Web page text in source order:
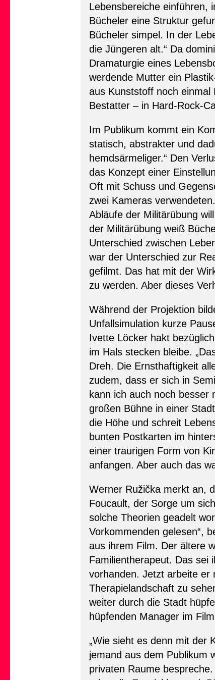
Lebensbereiche einführen,
Bücheler eine Struktur
Bücheler simpel. In der
die Jüngeren alt.“ Da
Dramaturgie eines
werdende Mutter ein
aus Kunststoff noch einmal
Bestatter – in Hard-Rock-
Im Publikum kommt ein
statisch, abstrakter und
hemdsärmeliger.“ Den
das Konzept einer
Oft mit Schuss und
zwei Kameras
Abläufe der Militärübung
der Militärübung weiß
Unterschied zwischen
war der Unterschied zur
gefilmt. Das hat mit der
zu werden. Aber dieses
Während der Projektion
Unfallsimulation kurze
Ivette Löcker hakt
im Hals stecken bleibe.
Dreh. Die Ernsthaftigkeit
zudem, dass er sich in
kann ich auch noch besser
großen Bühne in einer
die Höhe und schreit
bunten Postkarten im
einer traurigen Form von
anfangen. Aber auch das
Werner Ružička merkt an,
Foucault, der Sorge um
solche Theorien geadelt
Vorkommenden gelesen“,
aus ihrem Film. Der ältere
Familientherapeut. Das sei
vorhanden. Jetzt arbeite er
Therapielandschaft zu
weiter durch die Stadt
hüpfenden Manager im
„Wie sieht es denn mit der
jemand aus dem Publikum
privaten Raume